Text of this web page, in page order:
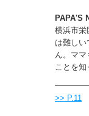
PAPA'S
横浜市栄
は難し
ん。マ
ことを知
>> P.11